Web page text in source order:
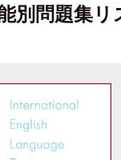
別問題集リ